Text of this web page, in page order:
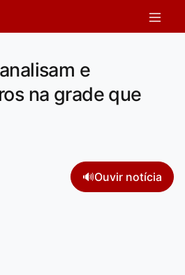
e
na grade que
🔊Ouvir notícia